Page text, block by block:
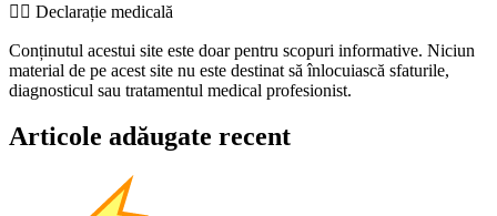
👨‍⚕️️ Declarație medicală
Conținutul acestui site este doar pentru scopuri informative. Niciun
material de pe acest site nu este destinat să înlocuiască sfaturile,
diagnosticul sau tratamentul medical profesionist.
Articole adăugate recent